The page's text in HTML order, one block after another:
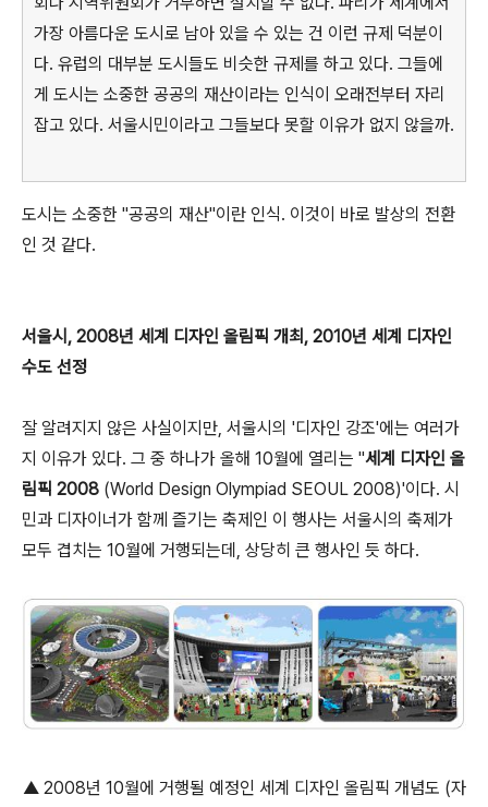
가장 아름다운 도시로 남아 있을 수 있는 건 이런 규제 덕분이
다. 유럽의 대부분 도시들도 비슷한 규제를 하고 있다. 그들에
게 도시는 소중한 공공의 재산이라는 인식이 오래전부터 자리
잡고 있다. 서울시민이라고 그들보다 못할 이유가 없지 않을까.
도시는 소중한 "공공의 재산"이란 인식. 이것이 바로 발상의 전환
인 것 같다.
서울시, 2008년 세계 디자인 올림픽 개최, 2010년 세계 디자인
수도 선정
잘 알려지지 않은 사실이지만, 서울시의 '디자인 강조'에는 여러가
지 이유가 있다. 그 중 하나가 올해 10월에 열리는 "세계 디자인 올
림픽 2008 (World Design Olympiad SEOUL 2008)'이다. 시
민과 디자이너가 함께 즐기는 축제인 이 행사는 서울시의 축제가
모두 겹치는 10월에 거행되는데, 상당히 큰 행사인 듯 하다.
▲ 2008년 10월에 거행될 예정인 세계 디자인 올림픽 개념도 (자